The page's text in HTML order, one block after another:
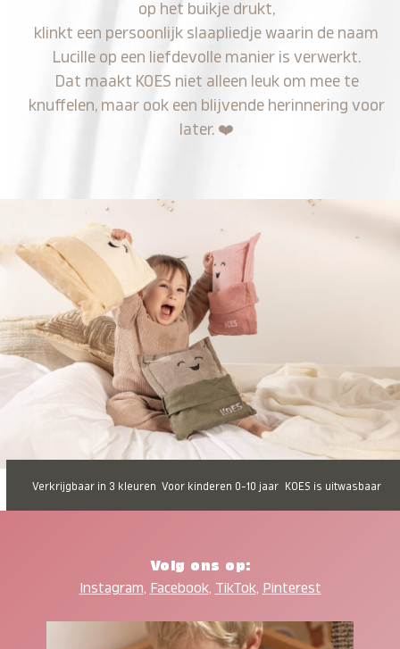
op het buikje drukt,
klinkt een persoonlijk slaapliedje waarin de naam
Lucille op een liefdevolle manier is verwerkt.
Dat maakt KOES niet alleen leuk om mee te
knuffelen, maar ook een blijvende herinnering voor
later. ❤️
Verkrijgbaar in 3 kleuren Voor kinderen 0-10 jaar KOES is uitwasbaar
Volg ons op:
Instagram, Facebook, TikTok, Pinterest